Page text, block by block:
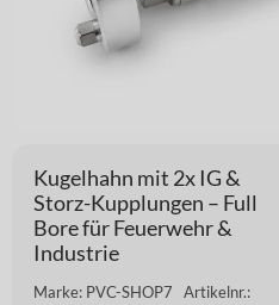
Kugelhahn mit 2x IG &
Storz-Kupplungen – Full
Bore für Feuerwehr &
Industrie
Marke: PVC-SHOP7 Artikelnr.: